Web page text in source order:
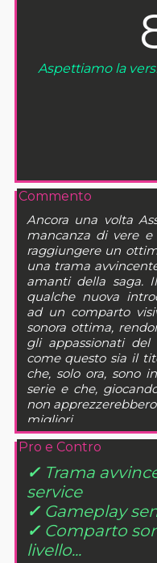
Aspettiamo la
Commento
Ancora una volta
mancanza di vere e
raggiungere un
una trama
amanti della saga.
qualche nuova
ad un comparto
sonora ottima,
gli appassionati del
come questo sia il
che, solo ora, sono
serie e che,
non
migliori.
Pro e Contro
✓ Trama
service
✓ Gameplay
✓ Comparto
livello...